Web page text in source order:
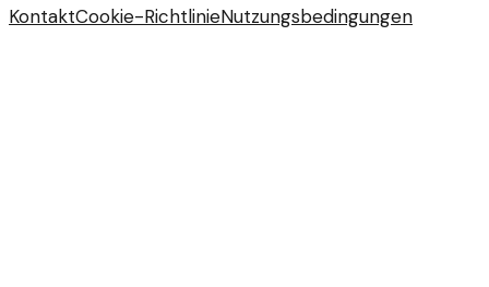
KontaktCookie-RichtlinieNutzungsbedingungen